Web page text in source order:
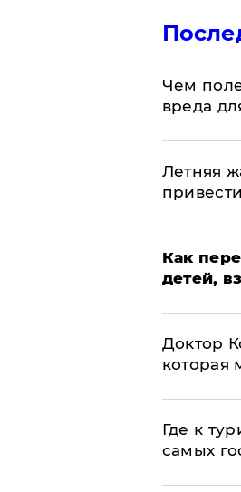
Чем
вреда
Летняя
Как
детей,
Доктор
которая
Где к
самых